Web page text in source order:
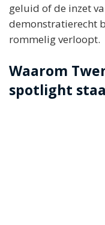
geluid of de inzet
demonstratierecht
rommelig verloopt.
Waarom
spotlight